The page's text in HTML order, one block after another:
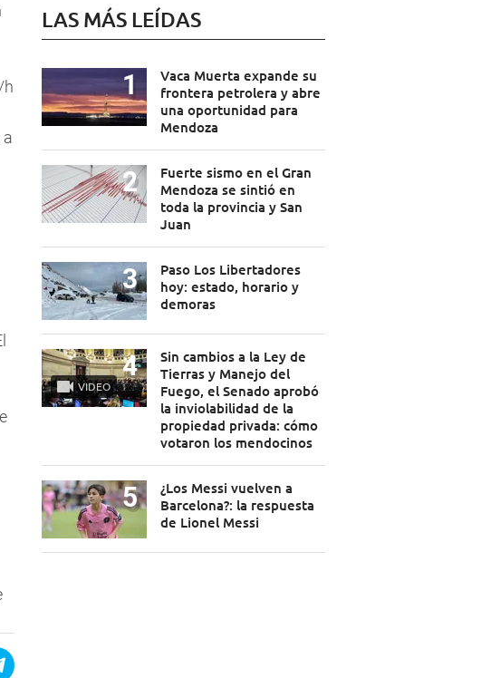
h
LAS MÁS LEÍDAS
Vaca Muerta expande su
frontera petrolera y abre
una oportunidad para
Mendoza
Fuerte sismo en el Gran
Mendoza se sintió en
toda la provincia y San
Juan
Paso Los Libertadores
hoy: estado, horario y
demoras
VIDEO
Sin cambios a la Ley de
Tierras y Manejo del
Fuego, el Senado aprobó
la inviolabilidad de la
propiedad privada: cómo
votaron los mendocinos
¿Los Messi vuelven a
Barcelona?: la respuesta
de Lionel Messi